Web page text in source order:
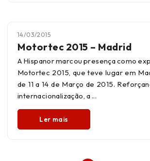
14/03/2015
Motortec 2015 – Madrid
A Hispanor marcou presença como
Motortec 2015, que teve lugar em
de 11 a 14 de Março de 2015.
internacionalização, a
Ler mais